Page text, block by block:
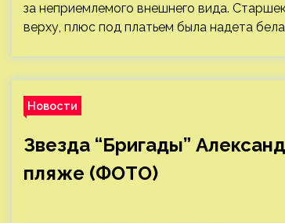
за неприемлемого внешнего вида.
верху, плюс под платьем была надета
Новости
Звезда “Бригады”
пляже (ФОТО)